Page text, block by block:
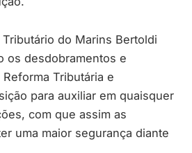
do Marins Bertoldi
os desdobramentos e
Tributária e
para auxiliar em quaisquer
com que assim as
uma maior segurança diante